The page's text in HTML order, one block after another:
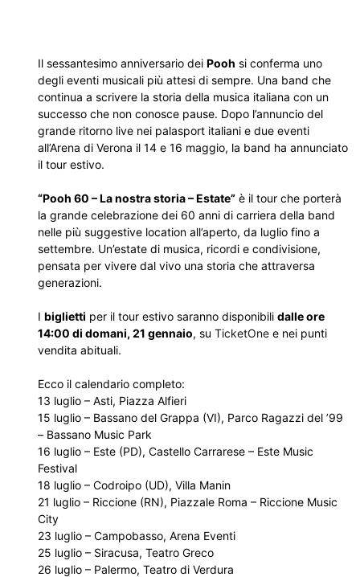
Il sessantesimo anniversario dei Pooh si conferma uno
degli eventi musicali più attesi di sempre. Una band che
continua a scrivere la storia della musica italiana con un
successo che non conosce pause. Dopo l’annuncio del
grande ritorno live nei palasport italiani e due eventi
all’Arena di Verona il 14 e 16 maggio, la band ha annunciato
il tour estivo.
“Pooh 60 – La nostra storia – Estate” è il tour che porterà
la grande celebrazione dei 60 anni di carriera della band
nelle più suggestive location all’aperto, da luglio fino a
settembre. Un’estate di musica, ricordi e condivisione,
pensata per vivere dal vivo una storia che attraversa
generazioni.
I biglietti per il tour estivo saranno disponibili dalle ore
14:00 di domani, 21 gennaio, su TicketOne e nei punti
vendita abituali.
Ecco il calendario completo:
13 luglio – Asti, Piazza Alfieri
15 luglio – Bassano del Grappa (VI), Parco Ragazzi del ’99
– Bassano Music Park
16 luglio – Este (PD), Castello Carrarese – Este Music
Festival
18 luglio – Codroipo (UD), Villa Manin
21 luglio – Riccione (RN), Piazzale Roma – Riccione Music
City
23 luglio – Campobasso, Arena Eventi
25 luglio – Siracusa, Teatro Greco
26 luglio – Palermo, Teatro di Verdura